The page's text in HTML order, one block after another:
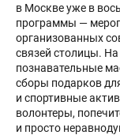
в Москве уже в
программы —
организованных
связей столицы.
познавательные
сборы подарков
и спортивные
волонтеры,
и просто